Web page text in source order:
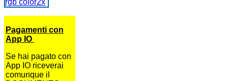
Pagamenti con
App IO
Se hai pagato con
App IO riceverai
comunque il